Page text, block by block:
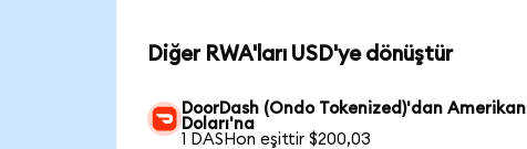
Diğer RWA'ları USD'ye dönüştür
DoorDash (Ondo Tokenized)'dan Amerikan
Doları'na
1 DASHon eşittir $200,03